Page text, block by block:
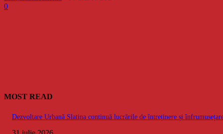
0
MOST READ
Dezvoltare Urbană Slatina continuă lucrările de întreținere și